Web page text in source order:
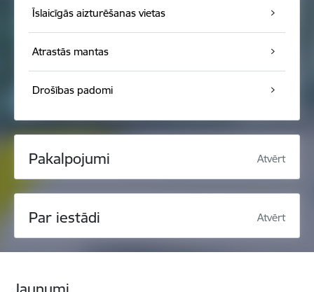
Īslaicīgās aizturēšanas vietas
Atrastās mantas
Drošības padomi
Pakalpojumi Atvērt
Par iestādi Atvērt